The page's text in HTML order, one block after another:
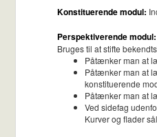
Konstituerende modul:
Perspektiverende modul:
Bruges til at stifte
Påtænker man at
Påtænker man at
konstituerende
Påtænker man at
Ved sidefag
Kurver og flader